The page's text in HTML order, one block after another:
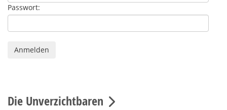
Passwort:
Die Unverzichtbaren